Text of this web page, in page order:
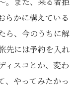
らかに構えている
ら、今のうちに解
先には予約を入れ
ィスコとか、変わ
、やってみたかっ